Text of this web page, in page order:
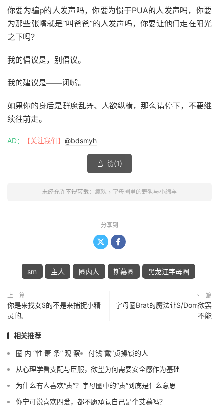
你要为骗p的人发声吗，你要为惯于PUA的人发声吗，你要
为那些张嘴就是“叫爸爸”的人发声吗，你要让他们走在阳光
之下吗？
我的倡议是，别倡议。
我的建议是——闭嘴。
如果你的身后是群魔乱舞、人欲纵横，那么请停下，不要继
续往前走。
AD： 【关注我们】 @bdsmyh
 赞(1)
未经允许不得转载： 瘾欢 » 字母圈里的野狗与小绵羊
分享到
 
sm 主人 圈内人 斯慕圈 黑龙江字母圈
上一篇
你是来找女S的不是来捕捉小精
灵的。
下一篇
字母圈Brat的魔法让S/Dom欲罢
不能
相关推荐
圈 内 “性 萧 条” 观 察
付钱“戴”贞操锁的人
从心理学看支配与臣服，欲望为何需要安全感作为基础
为什么有人喜欢“责”？字母圈中的“责”到底是什么意思
你宁可说喜欢四爱，都不愿承认自己是个艾慕吗？